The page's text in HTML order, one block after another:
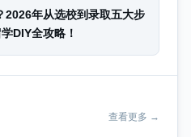
2026年从选校到录取五大步
DIY全攻略！
查看更多 →